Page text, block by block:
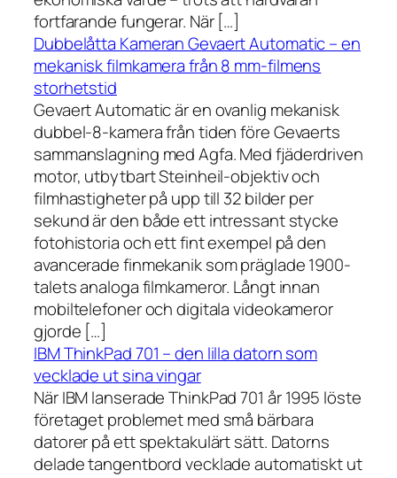
fortfarande fungerar. När […]
Dubbelåtta Kameran Gevaert Automatic – en
mekanisk filmkamera från 8 mm-filmens
storhetstid
Gevaert Automatic är en ovanlig mekanisk
dubbel-8-kamera från tiden före Gevaerts
sammanslagning med Agfa. Med fjäderdriven
motor, utbytbart Steinheil-objektiv och
filmhastigheter på upp till 32 bilder per
sekund är den både ett intressant stycke
fotohistoria och ett fint exempel på den
avancerade finmekanik som präglade 1900-
talets analoga filmkameror. Långt innan
mobiltelefoner och digitala videokameror
gjorde […]
IBM ThinkPad 701 – den lilla datorn som
vecklade ut sina vingar
När IBM lanserade ThinkPad 701 år 1995 löste
företaget problemet med små bärbara
datorer på ett spektakulärt sätt. Datorns
delade tangentbord vecklade automatiskt ut